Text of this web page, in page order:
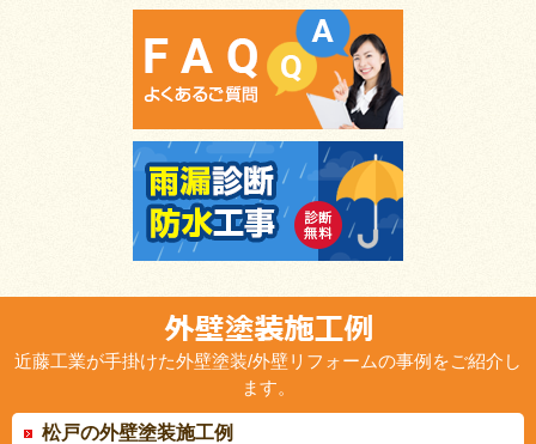
近藤工業が手掛けた外壁塗装/外壁リフォームの事例をご紹介し
ます。
松戸の外壁塗装施工例